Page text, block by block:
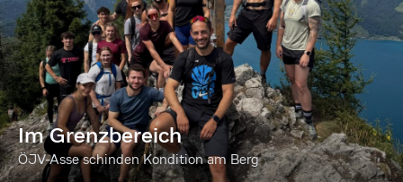
Im Grenzbereich
ÖJV-Asse schinden Kondition am Berg